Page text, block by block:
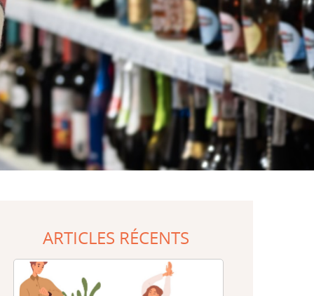
ARTICLES RÉCENTS